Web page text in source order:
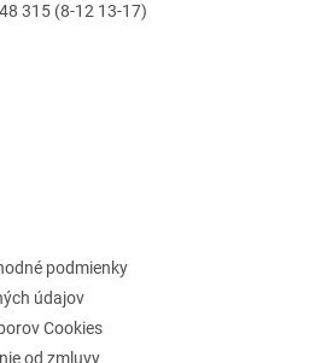
v
315 (8-12 13-17)
podmienky
údajov
Cookies
od zmluvy